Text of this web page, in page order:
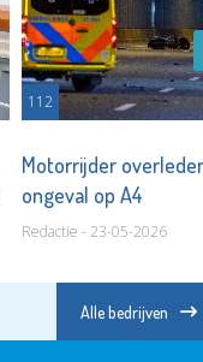
112
Motorrijder
ongeval op A4
Redactie - 23-05-2026
Alle bedrijven